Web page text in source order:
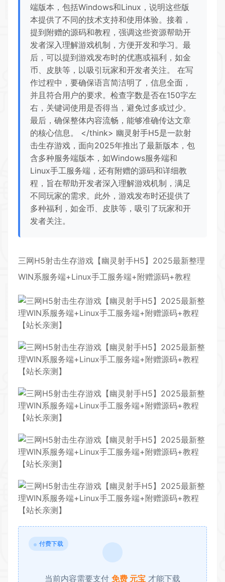
端版本，包括Windows和Linux，说明这些版
本提供了不同的技术支持和使用体验。接着，
提到附赠的源码和教程，强调这些资源帮助开
发者深入理解游戏机制，方便开发和学习。最
后，可以提到游戏发布时的优惠或福利，如金
币、皮肤等，以吸引玩家和开发者关注。 在写
作过程中，要确保语言简洁明了，信息全面，
并且符合用户的要求。检查字数是否在150字左
右，关键词使用是否得当，避免过多或过少。
最后，确保整体内容流畅，能够准确传达文章
的核心信息。 </think> 幽灵射手H5是一款射
击生存游戏，面向2025年推出了最新版本，包
含多种服务端版本，如Windows服务端和
Linux手工服务端，还有附赠的源码和详细教
程，旨在帮助开发者深入理解游戏机制，满足
不同玩家的需求。此外，游戏发布时还提供了
多种福利，如金币、皮肤等，吸引了玩家和开
发者关注。
三网H5射击生存游戏【幽灵射手H5】2025最新整理
WIN系服务端+Linux手工服务端+附赠源码+教程
付费下载
当前内容需要支付 免费 元宝 才能下载